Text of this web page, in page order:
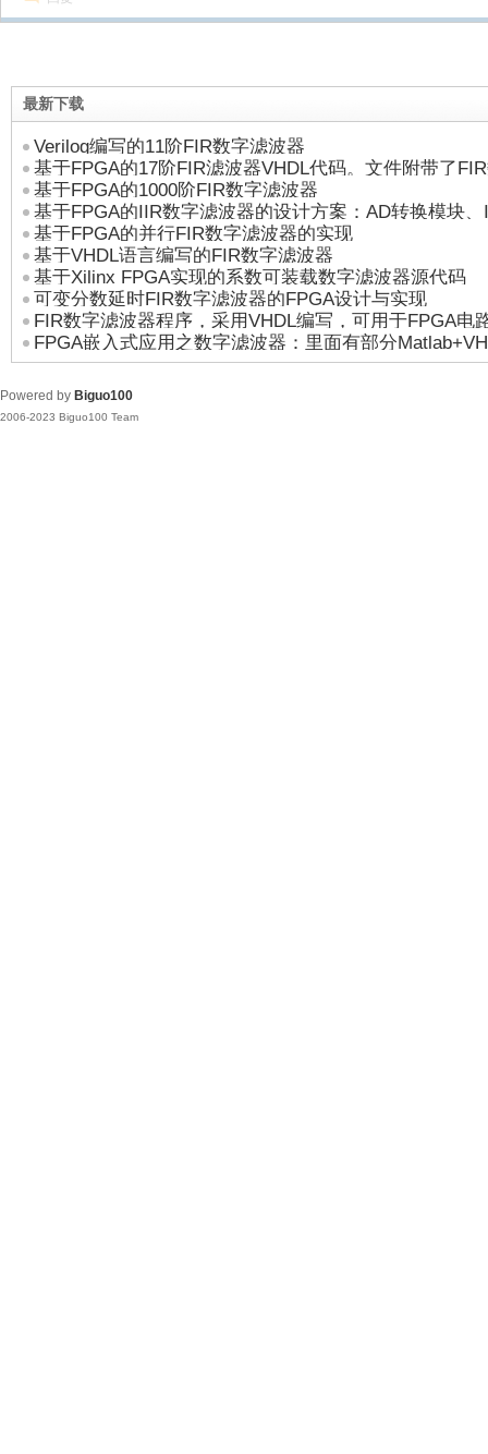
最新下载
Verilog编写的11阶FIR数字滤波器
基于FPGA的17阶FIR滤波器VHDL代码。文件附带了
的介绍
基于FPGA的1000阶FIR数字滤波器
基于FPGA的IIR数字滤波器的设计方案：AD转换模块
转换模块
基于FPGA的并行FIR数字滤波器的实现
基于VHDL语言编写的FIR数字滤波器
基于Xilinx FPGA实现的系数可装载数字滤波器源代码
可变分数延时FIR数字滤波器的FPGA设计与实现
FIR数字滤波器程序，采用VHDL编写，可用于FPGA电
FPGA嵌入式应用之数字滤波器：里面有部分
Powered by Biguo100
2006-2023 Biguo100 Team